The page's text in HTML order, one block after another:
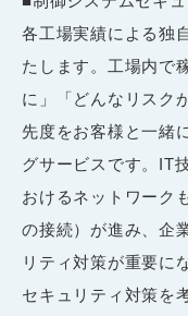
各工場実績による独
たします。工場内で
に」「どんなリスク
先度をお客様と一緒
グサービスです。IT
おけるネットワーク
の接続）が進み、企
リティ対策が重要に
セキュリティ対策を